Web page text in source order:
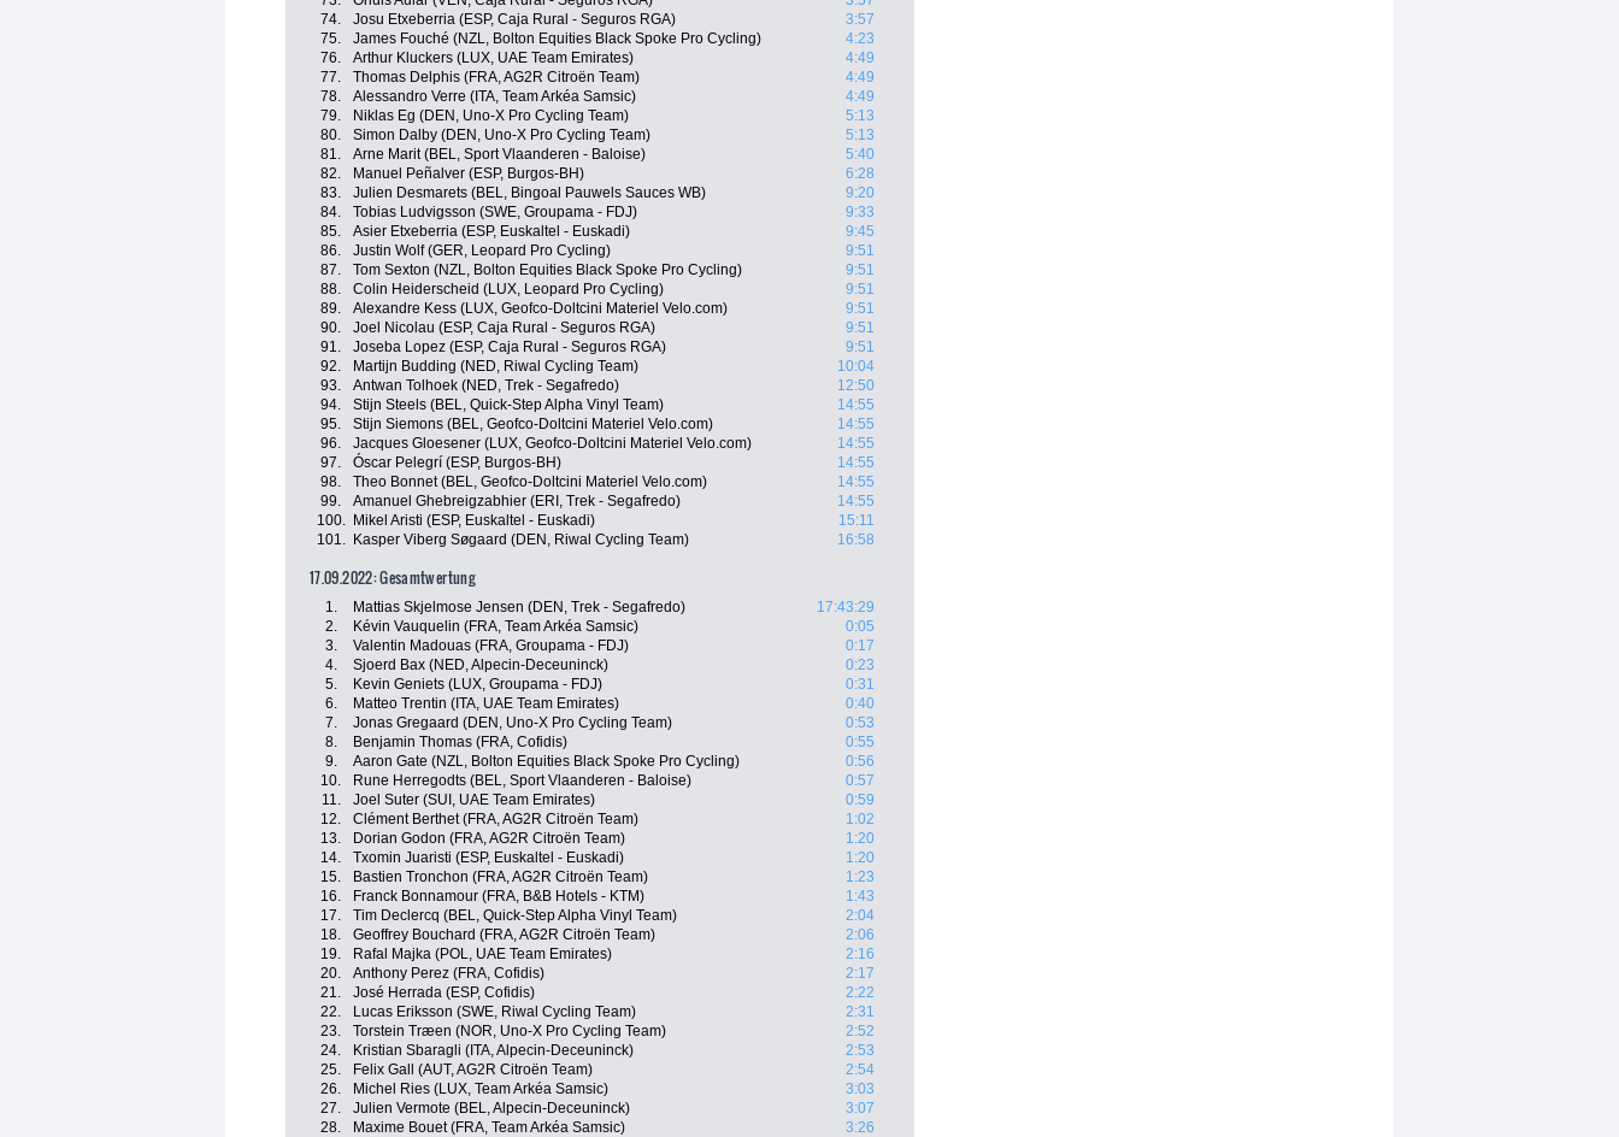
74.
Josu Etxeberria (ESP, Caja Rural - Seguros RGA)
3:57
75.
James Fouché (NZL, Bolton Equities Black Spoke Pro Cycling)
4:23
76.
Arthur Kluckers (LUX, UAE Team Emirates)
4:49
77.
Thomas Delphis (FRA, AG2R Citroën Team)
4:49
78.
Alessandro Verre (ITA, Team Arkéa Samsic)
4:49
79.
Niklas Eg (DEN, Uno-X Pro Cycling Team)
5:13
80.
Simon Dalby (DEN, Uno-X Pro Cycling Team)
5:13
81.
Arne Marit (BEL, Sport Vlaanderen - Baloise)
5:40
82.
Manuel Peñalver (ESP, Burgos-BH)
6:28
83.
Julien Desmarets (BEL, Bingoal Pauwels Sauces WB)
9:20
84.
Tobias Ludvigsson (SWE, Groupama - FDJ)
9:33
85.
Asier Etxeberria (ESP, Euskaltel - Euskadi)
9:45
86.
Justin Wolf (GER, Leopard Pro Cycling)
9:51
87.
Tom Sexton (NZL, Bolton Equities Black Spoke Pro Cycling)
9:51
88.
Colin Heiderscheid (LUX, Leopard Pro Cycling)
9:51
89.
Alexandre Kess (LUX, Geofco-Doltcini Materiel Velo.com)
9:51
90.
Joel Nicolau (ESP, Caja Rural - Seguros RGA)
9:51
91.
Joseba Lopez (ESP, Caja Rural - Seguros RGA)
9:51
92.
Martijn Budding (NED, Riwal Cycling Team)
10:04
93.
Antwan Tolhoek (NED, Trek - Segafredo)
12:50
94.
Stijn Steels (BEL, Quick-Step Alpha Vinyl Team)
14:55
95.
Stijn Siemons (BEL, Geofco-Doltcini Materiel Velo.com)
14:55
96.
Jacques Gloesener (LUX, Geofco-Doltcini Materiel Velo.com)
14:55
97.
Óscar Pelegrí (ESP, Burgos-BH)
14:55
98.
Theo Bonnet (BEL, Geofco-Doltcini Materiel Velo.com)
14:55
99.
Amanuel Ghebreigzabhier (ERI, Trek - Segafredo)
14:55
100.
Mikel Aristi (ESP, Euskaltel - Euskadi)
15:11
101.
Kasper Viberg Søgaard (DEN, Riwal Cycling Team) 16:58
17.09.2022: Gesamtwertung
1. Mattias Skjelmose Jensen (DEN, Trek - Segafredo)
17:43:29
2.
Kévin Vauquelin (FRA, Team Arkéa Samsic)
0:05
3.
Valentin Madouas (FRA, Groupama - FDJ)
0:17
4.
Sjoerd Bax (NED, Alpecin-Deceuninck)
0:23
5.
Kevin Geniets (LUX, Groupama - FDJ)
0:31
6.
Matteo Trentin (ITA, UAE Team Emirates)
0:40
7.
Jonas Gregaard (DEN, Uno-X Pro Cycling Team)
0:53
8.
Benjamin Thomas (FRA, Cofidis)
0:55
9.
Aaron Gate (NZL, Bolton Equities Black Spoke Pro Cycling)
0:56
10.
Rune Herregodts (BEL, Sport Vlaanderen - Baloise)
0:57
11.
Joel Suter (SUI, UAE Team Emirates)
0:59
12.
Clément Berthet (FRA, AG2R Citroën Team)
1:02
13.
Dorian Godon (FRA, AG2R Citroën Team)
1:20
14.
Txomin Juaristi (ESP, Euskaltel - Euskadi)
1:20
15.
Bastien Tronchon (FRA, AG2R Citroën Team)
1:23
16.
Franck Bonnamour (FRA, B&B Hotels - KTM)
1:43
17.
Tim Declercq (BEL, Quick-Step Alpha Vinyl Team)
2:04
18.
Geoffrey Bouchard (FRA, AG2R Citroën Team)
2:06
19.
Rafal Majka (POL, UAE Team Emirates)
2:16
20.
Anthony Perez (FRA, Cofidis)
2:17
21.
José Herrada (ESP, Cofidis)
2:22
22.
Lucas Eriksson (SWE, Riwal Cycling Team)
2:31
23.
Torstein Træen (NOR, Uno-X Pro Cycling Team)
2:52
24.
Kristian Sbaragli (ITA, Alpecin-Deceuninck)
2:53
25.
Felix Gall (AUT, AG2R Citroën Team)
2:54
26.
Michel Ries (LUX, Team Arkéa Samsic)
3:03
27.
Julien Vermote (BEL, Alpecin-Deceuninck)
3:07
28.
Maxime Bouet (FRA, Team Arkéa Samsic)
3:26